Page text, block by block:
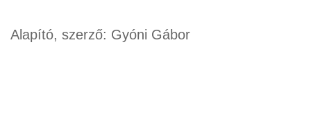
Alapító, szerző: Gyóni Gábor